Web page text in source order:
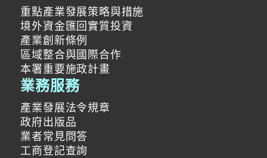
重點產業發展策略與措施
境外資金匯回實質投資
產業創新條例
區域整合與國際合作
本署重要施政計畫
業務服務
產業發展法令規章
政府出版品
業者常見問答
工商登記查詢